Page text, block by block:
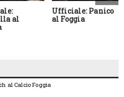
al
Ufficiale: Panico
al Foggia
al Calcio Foggia